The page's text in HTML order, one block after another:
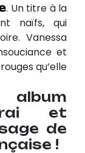
. Un titre à la
naïfs, qui
Vanessa
et
qu’elle
et
de
!